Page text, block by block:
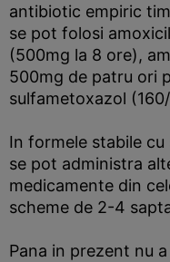
antibiotic empiric
se pot folosi
(500mg la 8 ore),
500mg de patru ori
sulfametoxazol
In formele stabile
se pot administra
medicamente din
scheme de 2-4
Pana in prezent nu